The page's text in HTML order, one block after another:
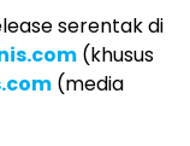
serentak di
(khusus
(media